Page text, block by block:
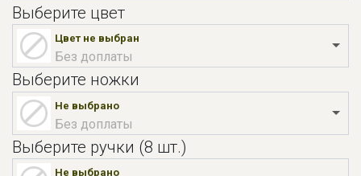
Выберите цвет
Цвет не выбран
Без доплаты
Выберите ножки
Не выбрано
Без доплаты
Выберите ручки (8 шт.)
Не выбрано